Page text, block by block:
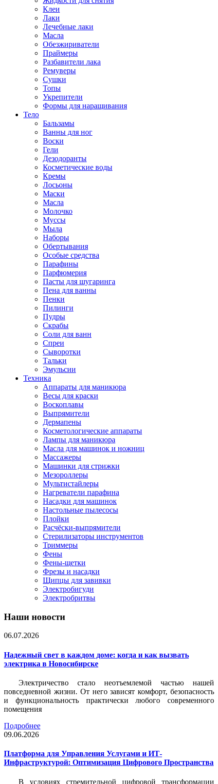
Клеи
Лаки
Лечебные лаки
Масла
Обезжириватели
Праймеры
Разбавители лака
Ремуверы
Сушки
Топы
Укрепители
Формы для наращивания
Тело
Бальзамы
Ванны для ног
Воски
Гели
Дезодоранты
Косметические воды
Кремы
Лосьоны
Маски
Масла
Молочко
Муссы
Мыла
Наборы
Обертывания
Особые средства
Парафины
Парфюмерия
Пасты для шугаринга
Пена для ванны
Пенки
Пилинги
Пудры
Скрабы
Соли для ванн
Спреи
Сыворотки
Тальки
Эмульсии
Техника
Аппараты для маникюра
Весы для краски
Воскоплавы
Выпрямители
Дермапены
Косметологические аппараты
Лампы для маникюра
Масла для машинок и ножниц
Массажеры
Машинки для стрижки
Мезороллеры
Мультистайлеры
Нагреватели парафина
Насадки для машинок
Настольные пылесосы
Плойки
Расчёски-выпрямители
Стерилизаторы инструментов
Триммеры
Фены
Фены-щетки
Фрезы и насадки
Щипцы для завивки
Электробигуди
Электробритвы
Наши новости
06.07.2026
Надежный свет в каждом доме: когда и как вызвать
электрика в Новосибирске
Электричество стало неотъемлемой частью нашей
повседневной жизни. От него зависят комфорт, безопасность
и функциональность практически любого современного
помещения
Подробнее
09.06.2026
Платформа для Управления Услугами и ИТ-
Инфраструктурой: Оптимизация Цифрового Пространства
В условиях стремительной цифровой трансформации